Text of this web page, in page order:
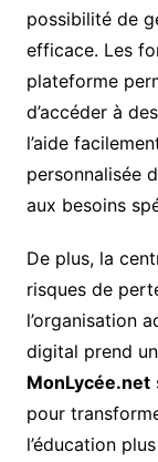
possibilité de
efficace. Les
plateforme
d’accéder à
l’aide
personnalisée
aux besoins
De plus, la
risques de
l’organisation
digital prend
MonLycée.net
pour
l’éducation